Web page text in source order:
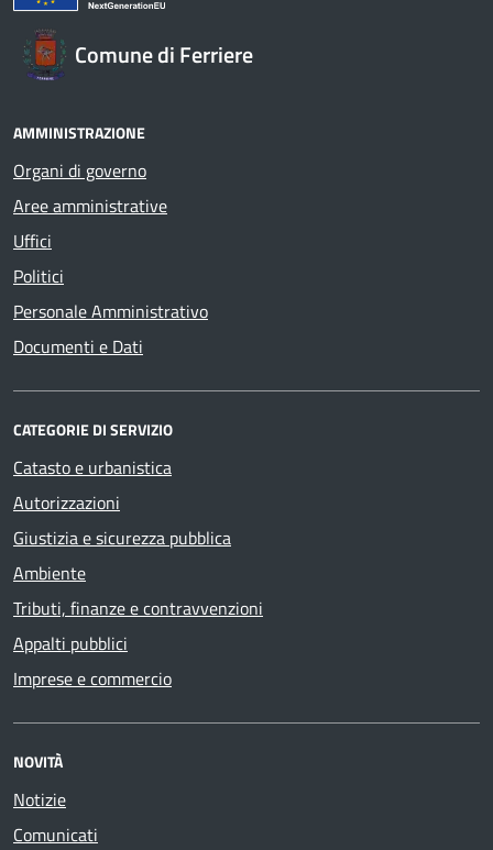
Comune di Ferriere
AMMINISTRAZIONE
Organi di governo
Aree amministrative
Uffici
Politici
Personale Amministrativo
Documenti e Dati
CATEGORIE DI SERVIZIO
Catasto e urbanistica
Autorizzazioni
Giustizia e sicurezza pubblica
Ambiente
Tributi, finanze e contravvenzioni
Appalti pubblici
Imprese e commercio
NOVITÀ
Notizie
Comunicati